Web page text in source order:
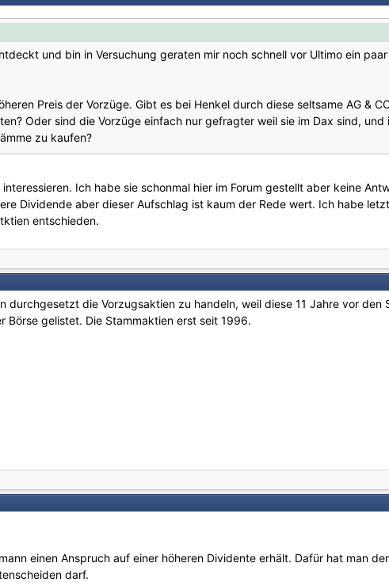
und bin in Versuchung geraten mir noch schnell vor Ultimo ein
Preis der Vorzüge. Gibt es bei Henkel durch diese seltsame AG &
Oder sind die Vorzüge einfach nur gefragter weil sie im Dax sind, und
zu kaufen?
Ich habe sie schonmal hier im Forum gestellt aber keine
Dividende aber dieser Aufschlag ist kaum der Rede wert. Ich habe
entschieden.
durchgesetzt die Vorzugsaktien zu handeln, weil diese 11 Jahre vor den
Börse gelistet. Die Stammaktien erst seit 1996.
einen Anspruch auf einer höheren Dividente erhält. Dafür hat man
darf.